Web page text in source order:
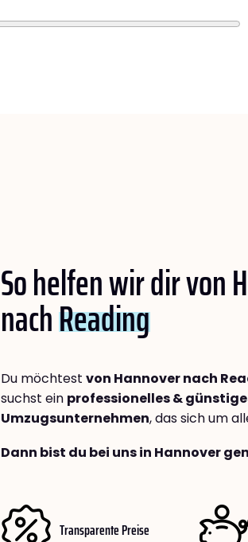
So helfen wir dir von
nachReading
Du möchtest von Hannover nach
suchst ein professionelles &
Umzugsunternehmen, das sich um
Dann bist du bei uns in Hannover
Transparente Preise